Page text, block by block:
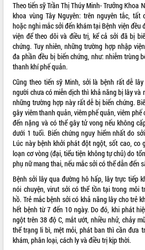
THỐNG KÊ TRUY CẬP
Hôm nay: 19644
Tất cả: 66105312
Theo tiến sỹ Trần Thị Thúy Minh- Trưởng Khoa
khoa vùng Tây Nguyên: trên nguyên tắc, tất
hoặc nghi mắc sởi đến khám tại Bệnh viện đều
viện để theo dõi và điều trị, kể cả sởi đã bị
chứng. Tuy nhiên, những trường hợp nhập
đa phần đều bị biến chứng, như: nhiễm trùng
thanh khí phế quản.
Cũng theo tiến sỹ Minh, sởi là bệnh rất dễ
người chưa có miễn dịch thì khả năng bị lây và
những trường hợp này rất dễ bị biến chứng.
gây viêm thanh quản, viêm phế quản, viêm
đến nặng và có thể gây tử vong nếu không
dưới 1 tuổi. Biến chứng nguy hiểm nhất do
Lúc này bệnh khởi phát đột ngột, sốt cao, co
loạn cơ vòng (đại, tiểu tiện không tự chủ) do
phụ nữ mang thai, nếu mắc sởi có thể dẫn đến
Bệnh sởi lây qua đường hô hấp, lây trực tiếp
nói chuyện, virut sởi có thể tồn tại trong môi
hồ. Trẻ mắc bệnh sởi có khả năng lây cho trẻ
hết bệnh từ 7 đến 10 ngày. Do đó, khi phát
ngột trên 38 độ C, mắt ướt, nhiều nhử, chảy
thể trạng li bì, mệt mỏi, phát ban thì cần đưa
khám, phân loại, cách ly và điều trị kịp thời.